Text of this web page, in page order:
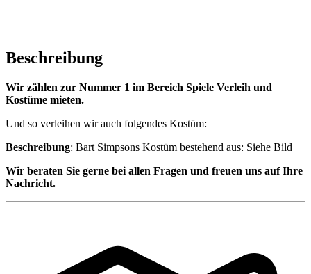
Beschreibung
Wir zählen zur Nummer 1 im Bereich Spiele Verleih und
Kostüme mieten.
Und so verleihen wir auch folgendes Kostüm:
Beschreibung: Bart Simpsons Kostüm bestehend aus: Siehe Bild
Wir beraten Sie gerne bei allen Fragen und freuen uns auf Ihre
Nachricht.